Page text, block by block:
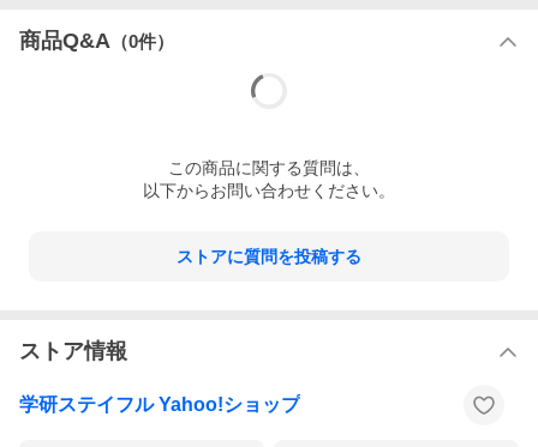
商品Q&A （0件）
この商品に関する質問は、
以下からお問い合わせください。
ストアに質問を投稿する
ストア情報
学研ステイフル Yahoo!ショップ